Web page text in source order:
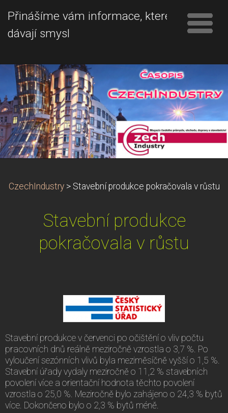
Přinášíme vám informace, které
dávají smysl
CzechIndustry > Stavební produkce pokračovala v růstu
Stavební produkce
pokračovala v růstu
Stavební produkce v červenci po očištění o vliv počtu
pracovních dnů reálně meziročně vzrostla o 3,7 %. Po
vyloučení sezónních vlivů byla meziměsíčně vyšší o 1,5 %.
Stavební úřady vydaly meziročně o 11,2 % stavebních
povolení více a orientační hodnota těchto povolení
vzrostla o 25,0 %. Meziročně bylo zahájeno o 24,3 % bytů
více. Dokončeno bylo o 2,3 % bytů méně.